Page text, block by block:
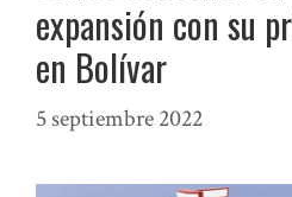
expansión con su
en Bolívar
5 septiembre 2022